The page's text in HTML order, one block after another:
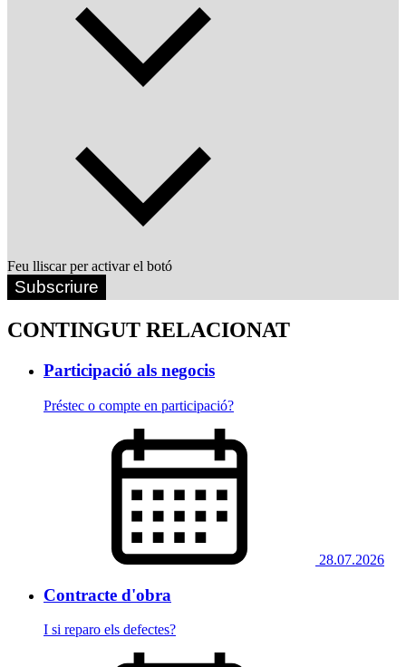
Feu lliscar per activar el botó
Subscriure
CONTINGUT RELACIONAT
Participació als negocis
Préstec o compte en participació?
28.07.2026
Contracte d'obra
I si reparo els defectes?